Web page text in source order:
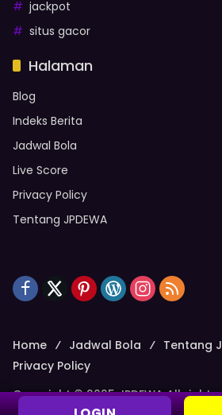
jackpot
situs gacor
Halaman
Blog
Indeks Berita
Jadwal Bola
Live Score
Privacy Policy
Tentang JPDEWA
Home Jadwal Bola
Tentang
Privacy Policy
Copyright © 2025 JPDEWA All rights